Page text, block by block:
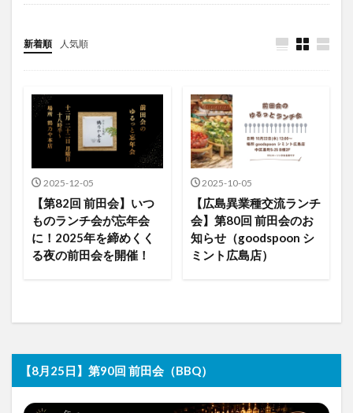
新着順 人気順
2025-12-05
【第82回 前田会】いつ
ものランチ会が忘年会
に！2025年を締めくく
る夜の前田会を開催！
2025-10-05
【広島異業種交流ランチ
会】第80回 前田会のお
知らせ（goodspoon シ
ミント広島店）
【8月25日】第90回 前田会（BBQ）